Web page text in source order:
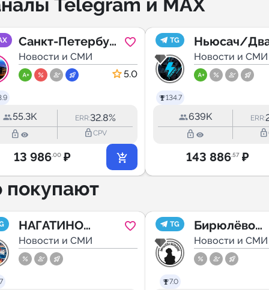
Санкт-Петербург
| Питер Новости
Новости и СМИ
5.0
55.3K ERR:32.8%
lock_outline lock_outlineCPV
13 986.00 ₽
TG
134.7
Ньюсач/
Новости и СМИ
639K ERR:
lock_outline lock_outline
143 886.57 ₽
покупают
НАГАТИНО
ОНЛАЙН
Новости и СМИ
TG
7.0
Бирюлёво
Западное
Новости и СМИ